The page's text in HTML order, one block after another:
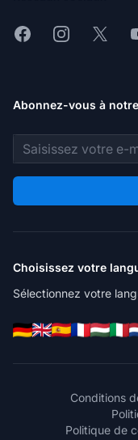
FacebookInstagram
X
Abonnez-vous à
Adresse e-mail
Choisissez votre
Sélectionnez votre
Conditions
Politique de